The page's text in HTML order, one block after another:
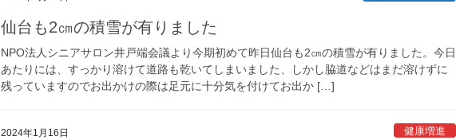
仙台も2㎝の積雪が有りました
NPO法人シニアサロン井戸端会議より今期初めて昨日仙台も2㎝の積雪が有りました。今日
あたりには、すっかり溶けて道路も乾いてしまいました、しかし脇道などはまだ溶けずに
残っていますのでお出かけの際は足元に十分気を付けてお出か […]
2024年1月16日 健康増進